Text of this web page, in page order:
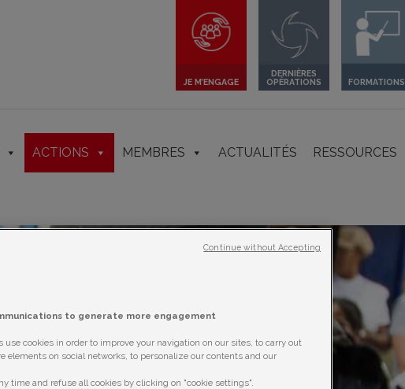
JE M’ENGAGE
DERNIÈRES
OPÉRATIONS
FORMATIONS
ACTIONS MEMBRES ACTUALITÉS RESSOURCES
to generate more engagement
use cookies in order to improve your navigation on our sites, to carry out
elements on social networks, to personalize our contents and our
time and refuse all cookies by clicking on "cookie settings".
Continue without Accepting